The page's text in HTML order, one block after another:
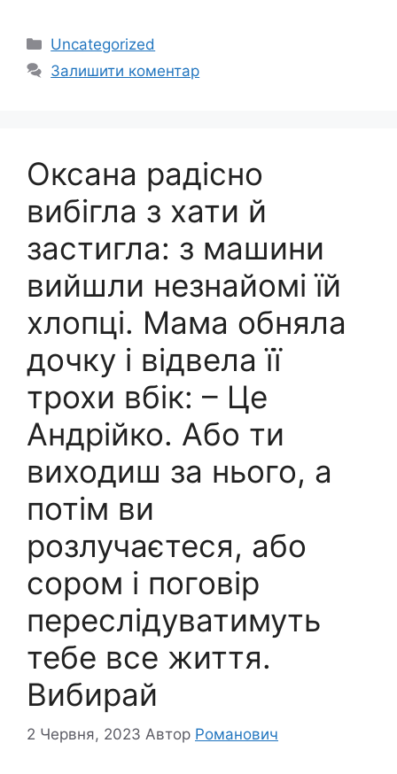
Категорії
Uncategorized
Залишити коментар
Оксана радісно
вибігла з хати й
застигла: з машини
вийшли незнайомі їй
хлопці. Мама обняла
дочку і відвела її
трохи вбік: – Це
Андрійко. Або ти
виходиш за нього, а
потім ви
розлучаєтеся, або
сором і поговір
переслідуватимуть
тебе все життя.
Вибирай
2 Червня, 2023 Автор Романович